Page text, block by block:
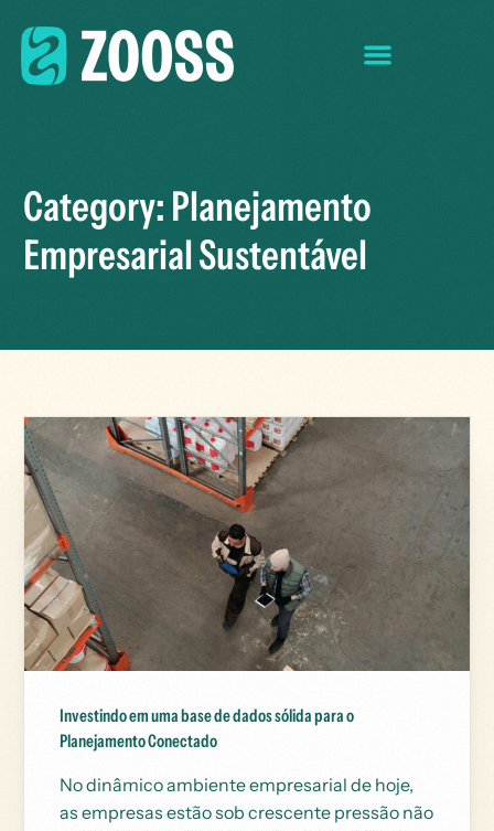
Category: Planejamento
Empresarial Sustentável
Investindo em uma base de dados sólida para o
Planejamento Conectado
No dinâmico ambiente empresarial de hoje,
as empresas estão sob crescente pressão não